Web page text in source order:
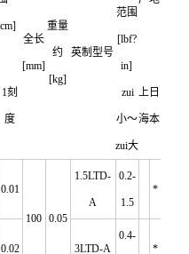
全长
[mm]
重量
约
[kg]
英制型号
范围
[lbf?
in]
zui
小～
zui大
1刻
度
上
海
日
本
0.01
100 0.05
1.5LTD-
A
0.2-
1.5
*
0.02 3LTD-A
0.4-
*